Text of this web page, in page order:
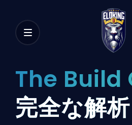
The Build
完全な解析